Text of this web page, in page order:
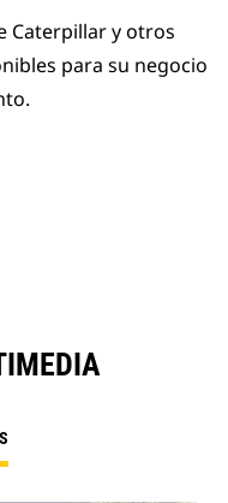
Caterpillar y otros
para su negocio